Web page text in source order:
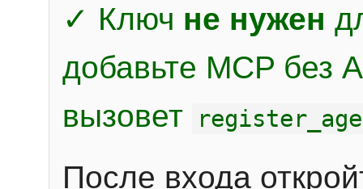
✓ Ключ не нужен
добавьте MCP без
вызовет
После входа